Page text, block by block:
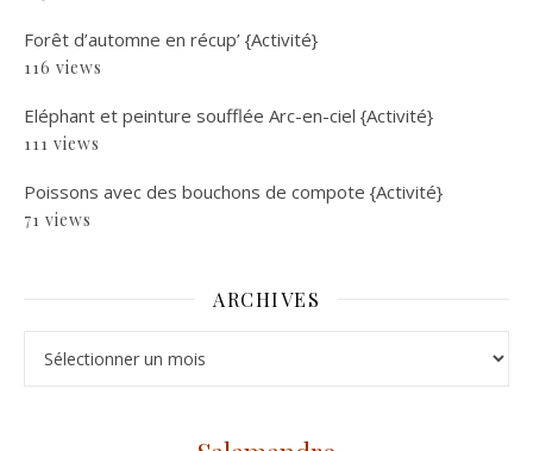
Forêt d’automne en récup’ {Activité}
116 views
Eléphant et peinture soufflée Arc-en-ciel {Activité}
111 views
Poissons avec des bouchons de compote {Activité}
71 views
ARCHIVES